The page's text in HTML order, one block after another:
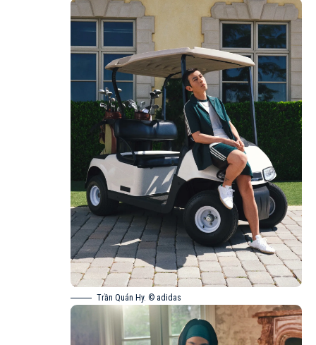
Trần Quán Hy. © adidas